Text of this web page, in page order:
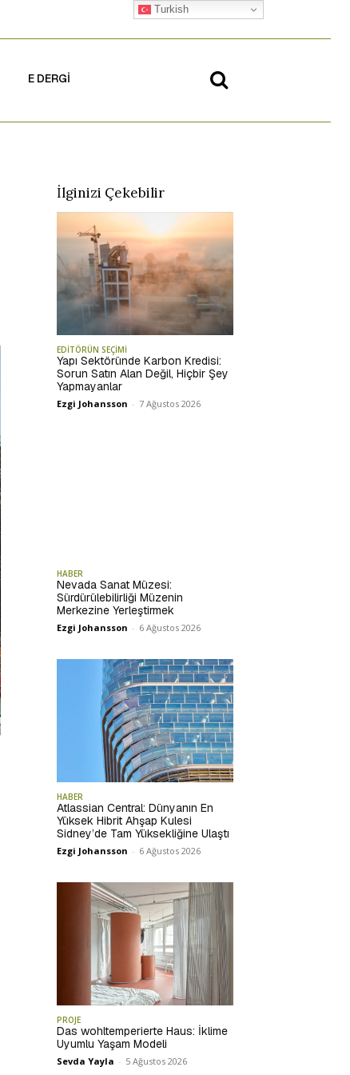
E DERGİ
İlginizi Çekebilir
EDİTÖRÜN SEÇİMİ
Yapı Sektöründe Karbon Kredisi:
Sorun Satın Alan Değil, Hiçbir Şey
Yapmayanlar
Ezgi Johansson - 7 Ağustos 2026
HABER
Nevada Sanat Müzesi:
Sürdürülebilirliği Müzenin
Merkezine Yerleştirmek
Ezgi Johansson - 6 Ağustos 2026
HABER
Atlassian Central: Dünyanın En
Yüksek Hibrit Ahşap Kulesi
Sidney’de Tam Yüksekliğine Ulaştı
Ezgi Johansson - 6 Ağustos 2026
PROJE
Das wohltemperierte Haus: İklime
Uyumlu Yaşam Modeli
Sevda Yayla - 5 Ağustos 2026
Turkish